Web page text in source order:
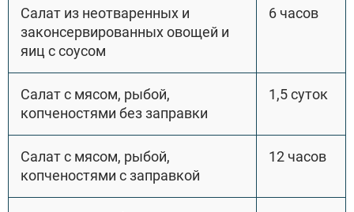
Салат из неотваренных и
законсервированных овощей и
яиц с соусом
6 часов
Салат с мясом, рыбой,
копченостями без заправки
1,5 суток
Салат с мясом, рыбой,
копченостями с заправкой
12 часов